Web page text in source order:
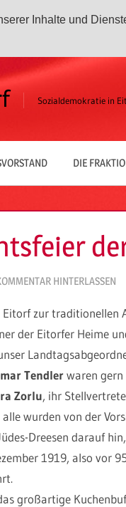
Inhalte und
Sozialdemokratie in
DIE
EITORF HINTERLASSEN
zur traditionellen
der Eitorfer Heime
Tendlerwaren gern
Zorlu, ihr
wurden von der
Dreesen darauf
1919, also vor
großartige